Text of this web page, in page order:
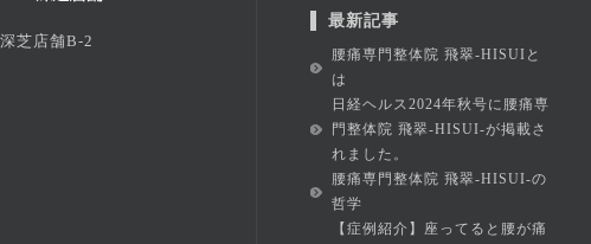
芝店舗B-2
最新記事
腰痛専門整体院 飛翠-HISUIと
は
日経ヘルス2024年秋号に腰痛専
門整体院 飛翠-HISUI-が掲載さ
れました。
腰痛専門整体院 飛翠-HISUI-の
哲学
【症例紹介】座ってると腰が痛